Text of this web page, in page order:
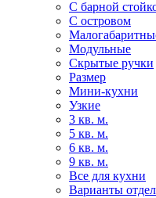
С барной
С островом
Модульные
Скрытые ручки
Размер
Мини-кухни
Узкие
3 кв. м.
5 кв. м.
6 кв. м.
9 кв. м.
Все для кухни
Варианты